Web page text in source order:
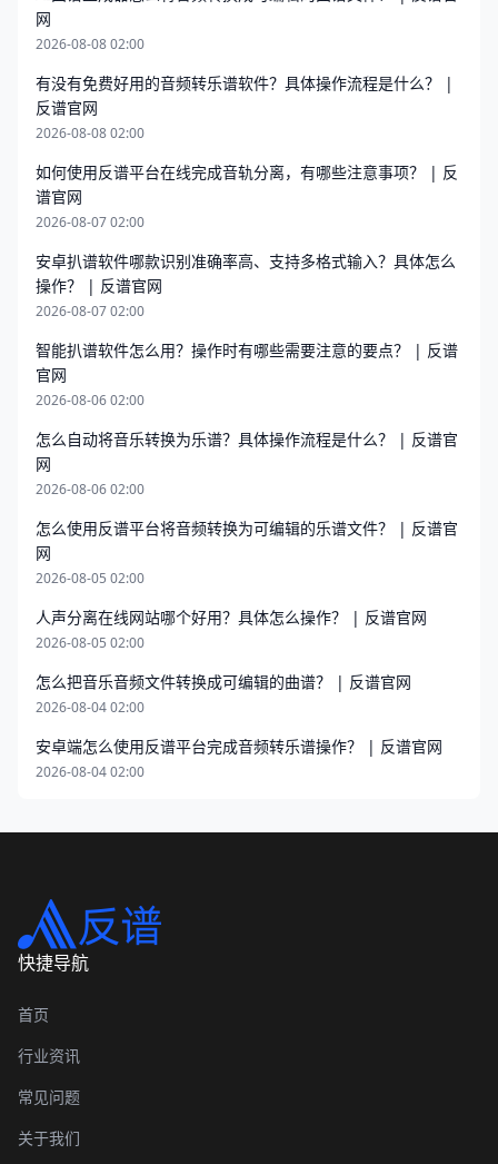
网
2026-08-08 02:00
有没有免费好用的音频转乐谱软件？具体操作流程是什么？ |
反谱官网
2026-08-08 02:00
如何使用反谱平台在线完成音轨分离，有哪些注意事项？ | 反
谱官网
2026-08-07 02:00
安卓扒谱软件哪款识别准确率高、支持多格式输入？具体怎么
操作？ | 反谱官网
2026-08-07 02:00
智能扒谱软件怎么用？操作时有哪些需要注意的要点？ | 反谱
官网
2026-08-06 02:00
怎么自动将音乐转换为乐谱？具体操作流程是什么？ | 反谱官
网
2026-08-06 02:00
怎么使用反谱平台将音频转换为可编辑的乐谱文件？ | 反谱官
网
2026-08-05 02:00
人声分离在线网站哪个好用？具体怎么操作？ | 反谱官网
2026-08-05 02:00
怎么把音乐音频文件转换成可编辑的曲谱？ | 反谱官网
2026-08-04 02:00
安卓端怎么使用反谱平台完成音频转乐谱操作？ | 反谱官网
2026-08-04 02:00
快捷导航
首页
行业资讯
常见问题
关于我们